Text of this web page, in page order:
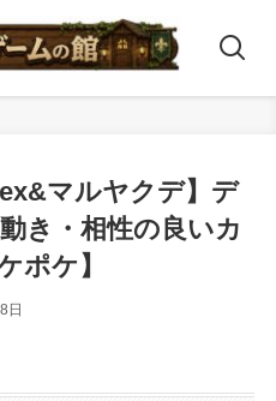
ex&マルヤクデ】デ
き・相性の良いカ
ポケ】
日